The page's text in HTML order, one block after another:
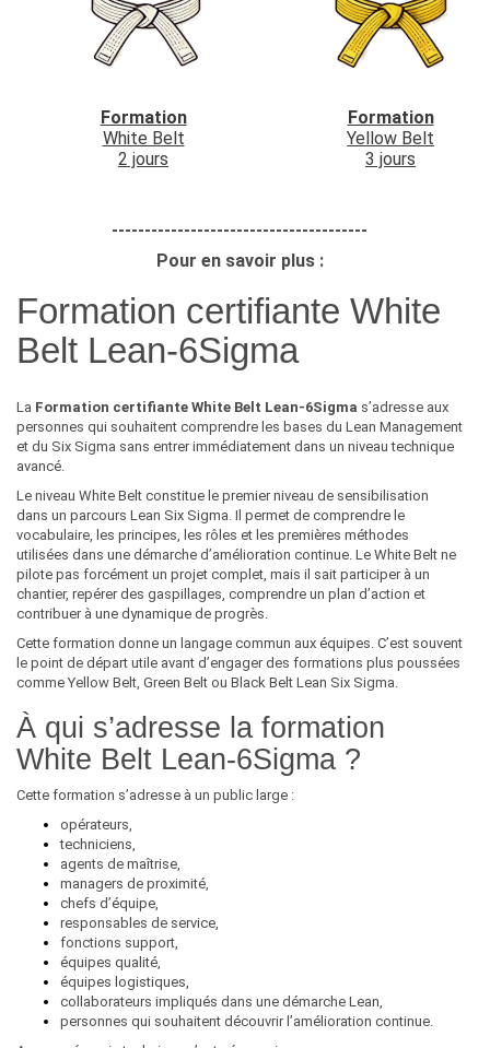
Formation
White Belt
2 jours
Formation
Yellow Belt
3 jours
---------------------------------------
Pour en savoir plus :
Formation certifiante White
Belt Lean-6Sigma
La Formation certifiante White Belt Lean-6Sigma s’adresse aux
personnes qui souhaitent comprendre les bases du Lean Management
et du Six Sigma sans entrer immédiatement dans un niveau technique
avancé.
Le niveau White Belt constitue le premier niveau de sensibilisation
dans un parcours Lean Six Sigma. Il permet de comprendre le
vocabulaire, les principes, les rôles et les premières méthodes
utilisées dans une démarche d’amélioration continue. Le White Belt ne
pilote pas forcément un projet complet, mais il sait participer à un
chantier, repérer des gaspillages, comprendre un plan d’action et
contribuer à une dynamique de progrès.
Cette formation donne un langage commun aux équipes. C’est souvent
le point de départ utile avant d’engager des formations plus poussées
comme Yellow Belt, Green Belt ou Black Belt Lean Six Sigma.
À qui s’adresse la formation
White Belt Lean-6Sigma ?
Cette formation s’adresse à un public large :
opérateurs,
techniciens,
agents de maîtrise,
managers de proximité,
chefs d’équipe,
responsables de service,
fonctions support,
équipes qualité,
équipes logistiques,
collaborateurs impliqués dans une démarche Lean,
personnes qui souhaitent découvrir l’amélioration continue.